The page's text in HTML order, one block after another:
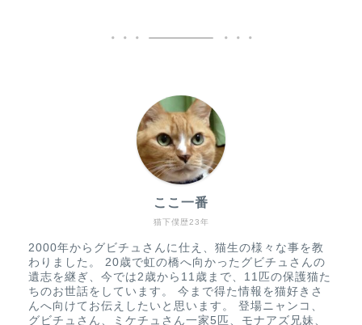
猫下僕歴23年
ここ一番
2000年からグビチュさんに仕え、猫生の様々な事を教
わりました。 20歳で虹の橋へ向かったグビチュさんの
遺志を継ぎ、今では2歳から11歳まで、11匹の保護猫た
ちのお世話をしています。 今まで得た情報を猫好きさ
んへ向けてお伝えしたいと思います。 登場ニャンコ、
グビチュさん、ミケチュさん一家5匹、モナアズ兄妹、